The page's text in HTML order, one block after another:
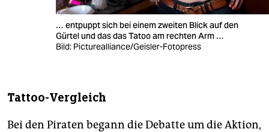
… entpuppt sich bei einem zweiten Blick auf den
Gürtel und das das Tatoo am rechten Arm …
Bild: Picturealliance/Geisler-Fotopress
Tattoo-Vergleich
Bei den Piraten begann die Debatte um die Aktion,